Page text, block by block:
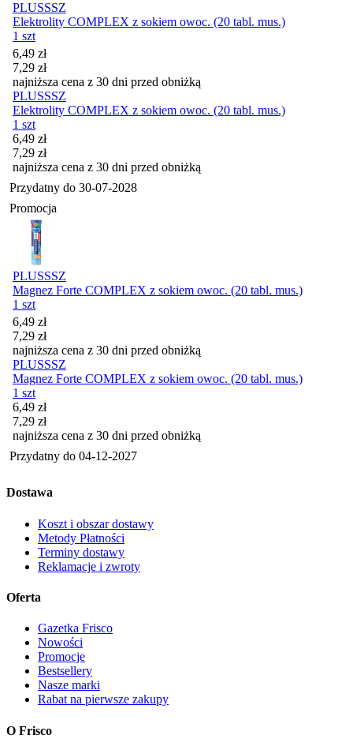
PLUSSSZ
Elektrolity COMPLEX z sokiem owoc. (20 tabl. mus.)
1 szt
Cena promocyjna
6,49 zł
7,29 zł
najniższa cena z 30 dni przed obniżką
PLUSSSZ
Elektrolity COMPLEX z sokiem owoc. (20 tabl. mus.)
1 szt
Cena promocyjna
6,49 zł
7,29 zł
najniższa cena z 30 dni przed obniżką
Przydatny do 30-07-2028
Promocja
PLUSSSZ
Magnez Forte COMPLEX z sokiem owoc. (20 tabl. mus.)
1 szt
Cena promocyjna
6,49 zł
7,29 zł
najniższa cena z 30 dni przed obniżką
PLUSSSZ
Magnez Forte COMPLEX z sokiem owoc. (20 tabl. mus.)
1 szt
Cena promocyjna
6,49 zł
7,29 zł
najniższa cena z 30 dni przed obniżką
Przydatny do 04-12-2027
Dostawa
Koszt i obszar dostawy
Metody Płatności
Terminy dostawy
Reklamacje i zwroty
Oferta
Gazetka Frisco
Nowości
Promocje
Bestsellery
Nasze marki
Rabat na pierwsze zakupy
O Frisco